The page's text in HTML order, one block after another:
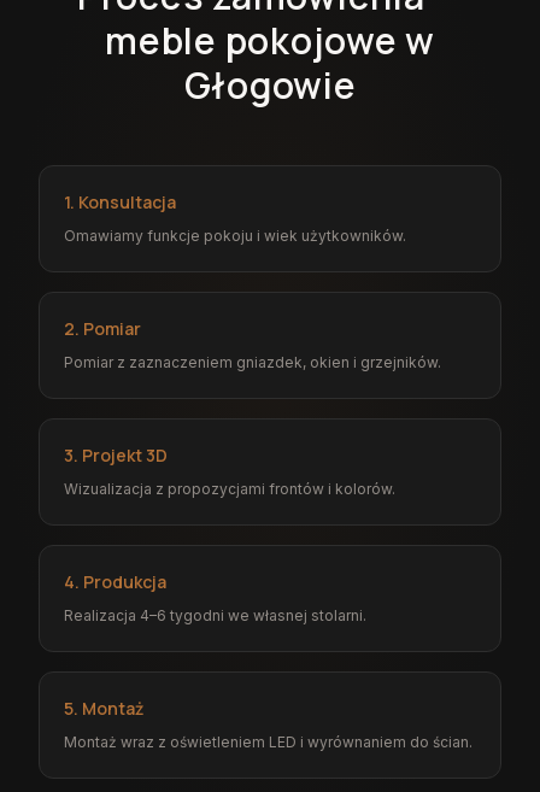
meble pokojowe w
Głogowie
1. Konsultacja
Omawiamy funkcje pokoju i wiek użytkowników.
2. Pomiar
Pomiar z zaznaczeniem gniazdek, okien i grzejników.
3. Projekt 3D
Wizualizacja z propozycjami frontów i kolorów.
4. Produkcja
Realizacja 4–6 tygodni we własnej stolarni.
5. Montaż
Montaż wraz z oświetleniem LED i wyrównaniem do ścian.